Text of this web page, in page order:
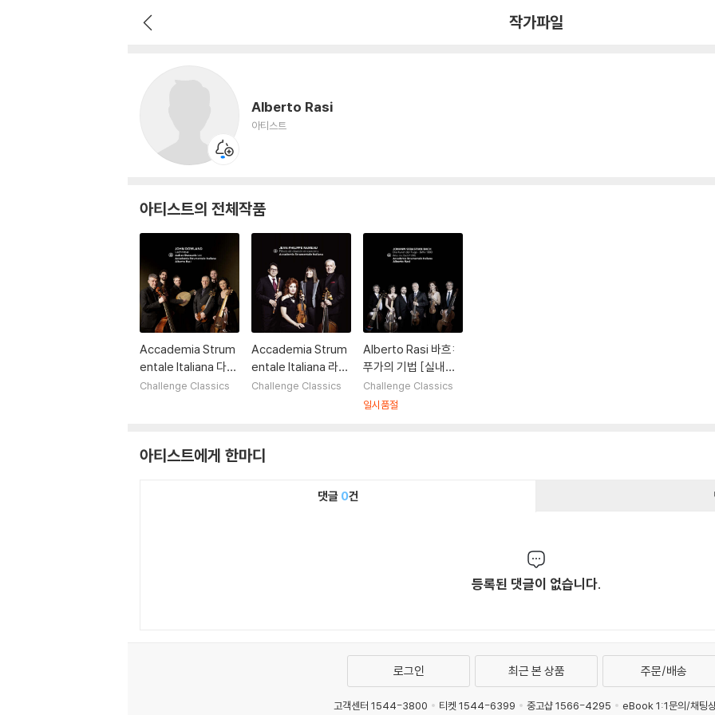
작가파일
Alberto Rasi
아티스트
아티스트의 전체작품
Accademia Strum
entale Italiana 다울
랜드: 라크리메 (Dow
Challenge Classics
Accademia Strum
entale Italiana 라
모: 클라브생과 콩세
Challenge Classics
Alberto Rasi 바흐:
푸가의 기법 [실내악
연주반] (Bach: The
Art of Fugue, BWV
Challenge Classics
일시품절
아티스트에게 한마디
댓글 0건
등록된 댓글이 없습니다.
로그인 최근 본 상품 주문/배송
고객센터 1544-3800 티켓 1544-6399 중고샵 1566-4295 eBook 1:1문의/채팅